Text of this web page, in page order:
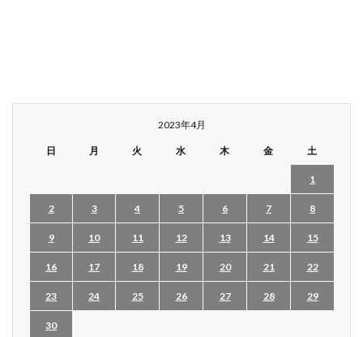
2023年4月
日 月 火 水 木 金 土
1
2 3 4 5 6 7 8
9 10 11 12 13 14 15
16 17 18 19 20 21 22
23 24 25 26 27 28 29
30